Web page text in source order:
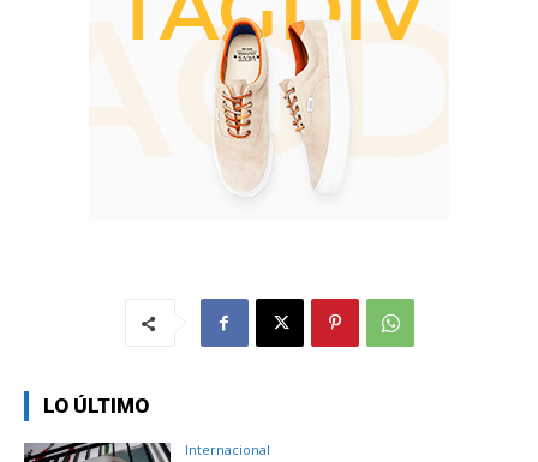
LO ÚLTIMO
Internacional